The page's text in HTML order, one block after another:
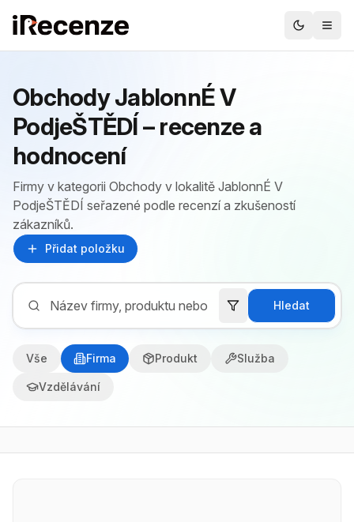
Obchody JablonnÉ V
PodjeŠTĚDÍ – recenze a
hodnocení
Firmy v kategorii Obchody v lokalitě JablonnÉ V
PodjeŠTĚDÍ seřazené podle recenzí a zkušeností
zákazníků.
Přidat položku
Hledat
Vše Firma Produkt Služba
Vzdělávání